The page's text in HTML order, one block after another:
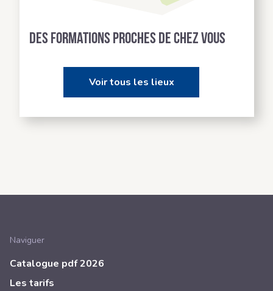
Des formations proches de chez vous
Voir tous les lieux
Naviguer
Catalogue pdf 2026
Les tarifs